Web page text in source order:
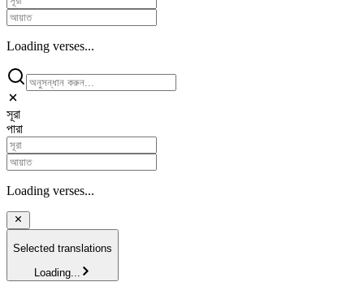
Loading verses...
সূরা
পারা
Loading verses...
Selected translations
Loading...